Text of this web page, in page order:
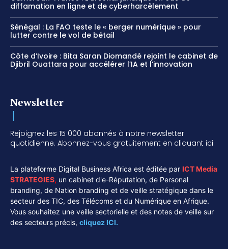
diffamation en ligne et de cyberharcèlement
Sénégal : La FAO teste le « berger numérique » pour
lutter contre le vol de bétail
Côte d’Ivoire : Bita Saran Diomandé rejoint le cabinet de
Djibril Ouattara pour accélérer l’IA et l’innovation
Newsletter
Rejoignez les 15 000 abonnés à notre newsletter
quotidienne. Abonnez-vous gratuitement en cliquant ici.
La plateforme Digital Business Africa est éditée par ICT Media
STRATEGIES, un cabinet d'e-Réputation, de Personal
branding, de Nation branding et de veille stratégique dans le
secteur des TIC, des Télécoms et du Numérique en Afrique.
Vous souhaitez une veille sectorielle et des notes de veille sur
des secteurs précis, cliquez ICI.